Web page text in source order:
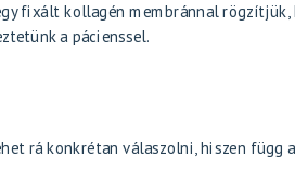
fixált kollagén membránnal rögzítjük,
a pácienssel.
rá konkrétan válaszolni, hiszen függ a